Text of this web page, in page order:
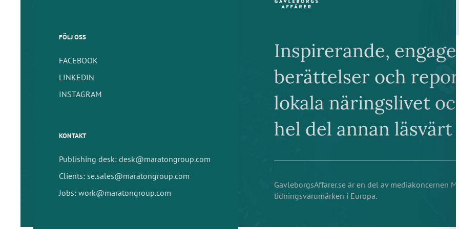
FÖLJ OSS
FACEBOOK
LINKEDIN
INSTAGRAM
KONTAKT
Publishing desk: desk@maratongroup.com
Clients: se.sales@maratongroup.com
Jobs: work@maratongroup.com
Inspirerande,
berättelser och
lokala näringslivet
hel del annan
GavleborgsAffarer.se är en del av mediakoncernen
tidningsvarumärken i Europa.